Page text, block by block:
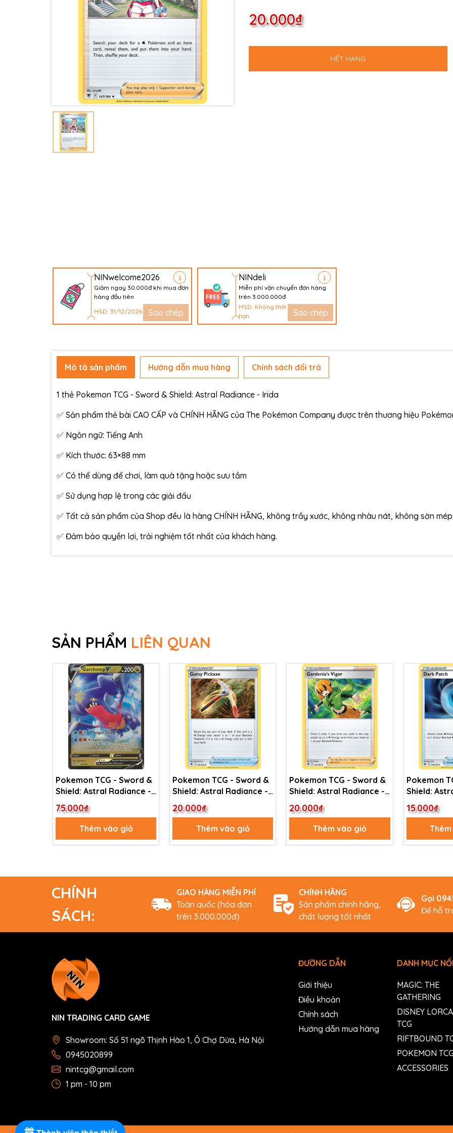
20.000₫
HẾT HÀNG
NINwelcome2026
Giảm ngay 30.000đ khi mua đơn
hàng đầu tiên
HSD: 31/12/2026
Sao chép
NINdeli
Miễn phí vận chuyển đơn hàng
trên 3.000.000đ
HSD: Không thời
hạn
Sao chép
Mô tả sản phẩm Hướng dẫn mua hàng Chính sách đổi trả
1 thẻ Pokemon TCG - Sword & Shield: Astral Radiance - Irida
✅ Sản phẩm thẻ bài CAO CẤP và CHÍNH HÃNG của The Pokémon Company được trên thương hiệu
✅ Ngôn ngữ: Tiếng Anh
✅ Kích thước: 63×88 mm
✅ Có thể dùng để chơi, làm quà tặng hoặc sưu tầm
✅ Sử dụng hợp lệ trong các giải đấu
✅ Tất cả sản phẩm của Shop đều là hàng CHÍNH HÃNG, không trầy xước, không nhàu nát, không sờn
✅ Đảm bảo quyền lợi, trải nghiệm tốt nhất của khách hàng.
SẢN PHẨM LIÊN QUAN
Pokemon TCG - Sword &
Shield: Astral Radiance -
Garchomp V - 117/189 -
Ultra Rare
75.000₫
Thêm vào giỏ
Pokemon TCG - Sword &
Shield: Astral Radiance -
Gutsy Pickaxe
20.000₫
Thêm vào giỏ
Pokemon TCG - Sword &
Shield: Astral Radiance -
Gardenia's Vigor
20.000₫
Thêm vào giỏ
Pokemon
Shield:
Dark Patch
15.000₫
CHÍNH
SÁCH:
GIAO HÀNG MIỄN PHÍ
Toàn quốc (hóa đơn
trên 3.000.000đ)
CHÍNH HÃNG
Sản phẩm chính hãng,
chất lượng tốt nhất
Gọi
Để hỗ
NIN TRADING CARD GAME
Showroom: Số 51 ngõ Thịnh Hào 1, Ô Chợ Dừa, Hà Nội
0945020899
nintcg@gmail.com
1 pm - 10 pm
ĐƯỜNG DẪN
Giới thiệu
Điều khoản
Chính sách
Hướng dẫn mua hàng
DANH MỤC
MAGIC: THE
GATHERING
DISNEY
TCG
RIFTBOUND
POKEMON TCG
ACCESSORIES